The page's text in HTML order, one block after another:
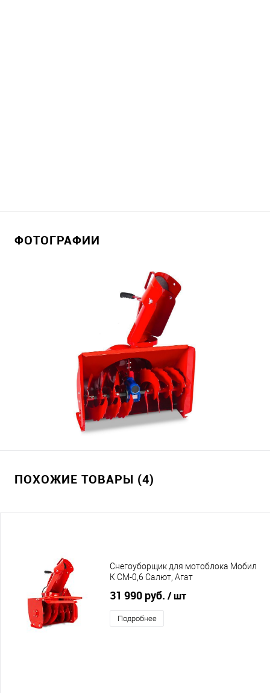
ФОТОГРАФИИ
ПОХОЖИЕ ТОВАРЫ (4)
Снегоуборщик для мотоблока Мобил
К СМ-0,6 Салют, Агат
31 990 руб. / шт
Подробнее